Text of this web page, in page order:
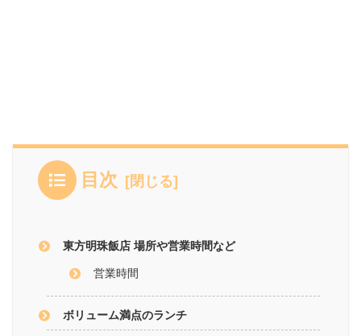
目次
東方明珠飯店 場所や営業時間など
営業時間
ボリューム満点のランチ